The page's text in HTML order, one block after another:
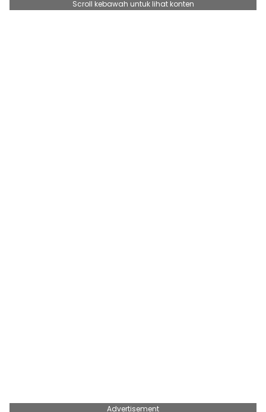
Scroll kebawah untuk lihat konten
Advertisement